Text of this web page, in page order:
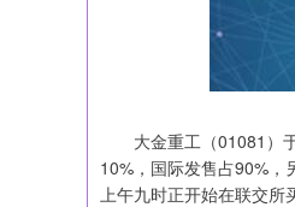
大金重工（01081）于
10%，国际发售占90%，
上午九时正开始在联交所
1.02%